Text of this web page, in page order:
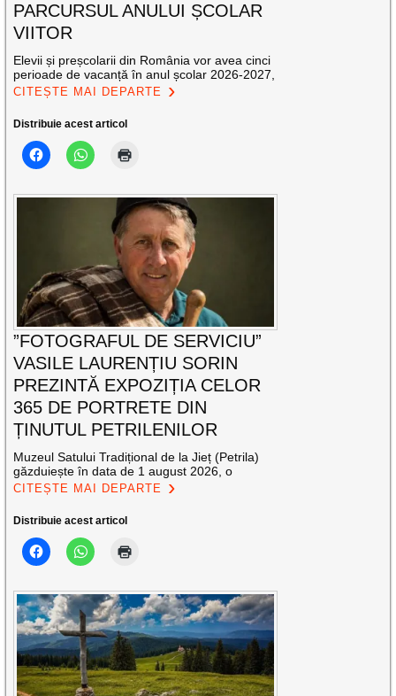
PARCURSUL ANULUI ȘCOLAR
VIITOR
Elevii și preșcolarii din România vor avea cinci
perioade de vacanță în anul școlar 2026-2027,
CITEȘTE MAI DEPARTE
Distribuie acest articol
”FOTOGRAFUL DE SERVICIU”
VASILE LAURENȚIU SORIN
PREZINTĂ EXPOZIȚIA CELOR
365 DE PORTRETE DIN
ȚINUTUL PETRILENILOR
Muzeul Satului Tradițional de la Jieț (Petrila)
găzduiește în data de 1 august 2026, o
CITEȘTE MAI DEPARTE
Distribuie acest articol